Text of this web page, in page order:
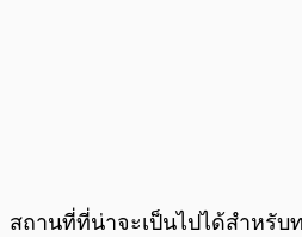
สถานที่ที่น่าจะเป็นไปได้สำหรับ